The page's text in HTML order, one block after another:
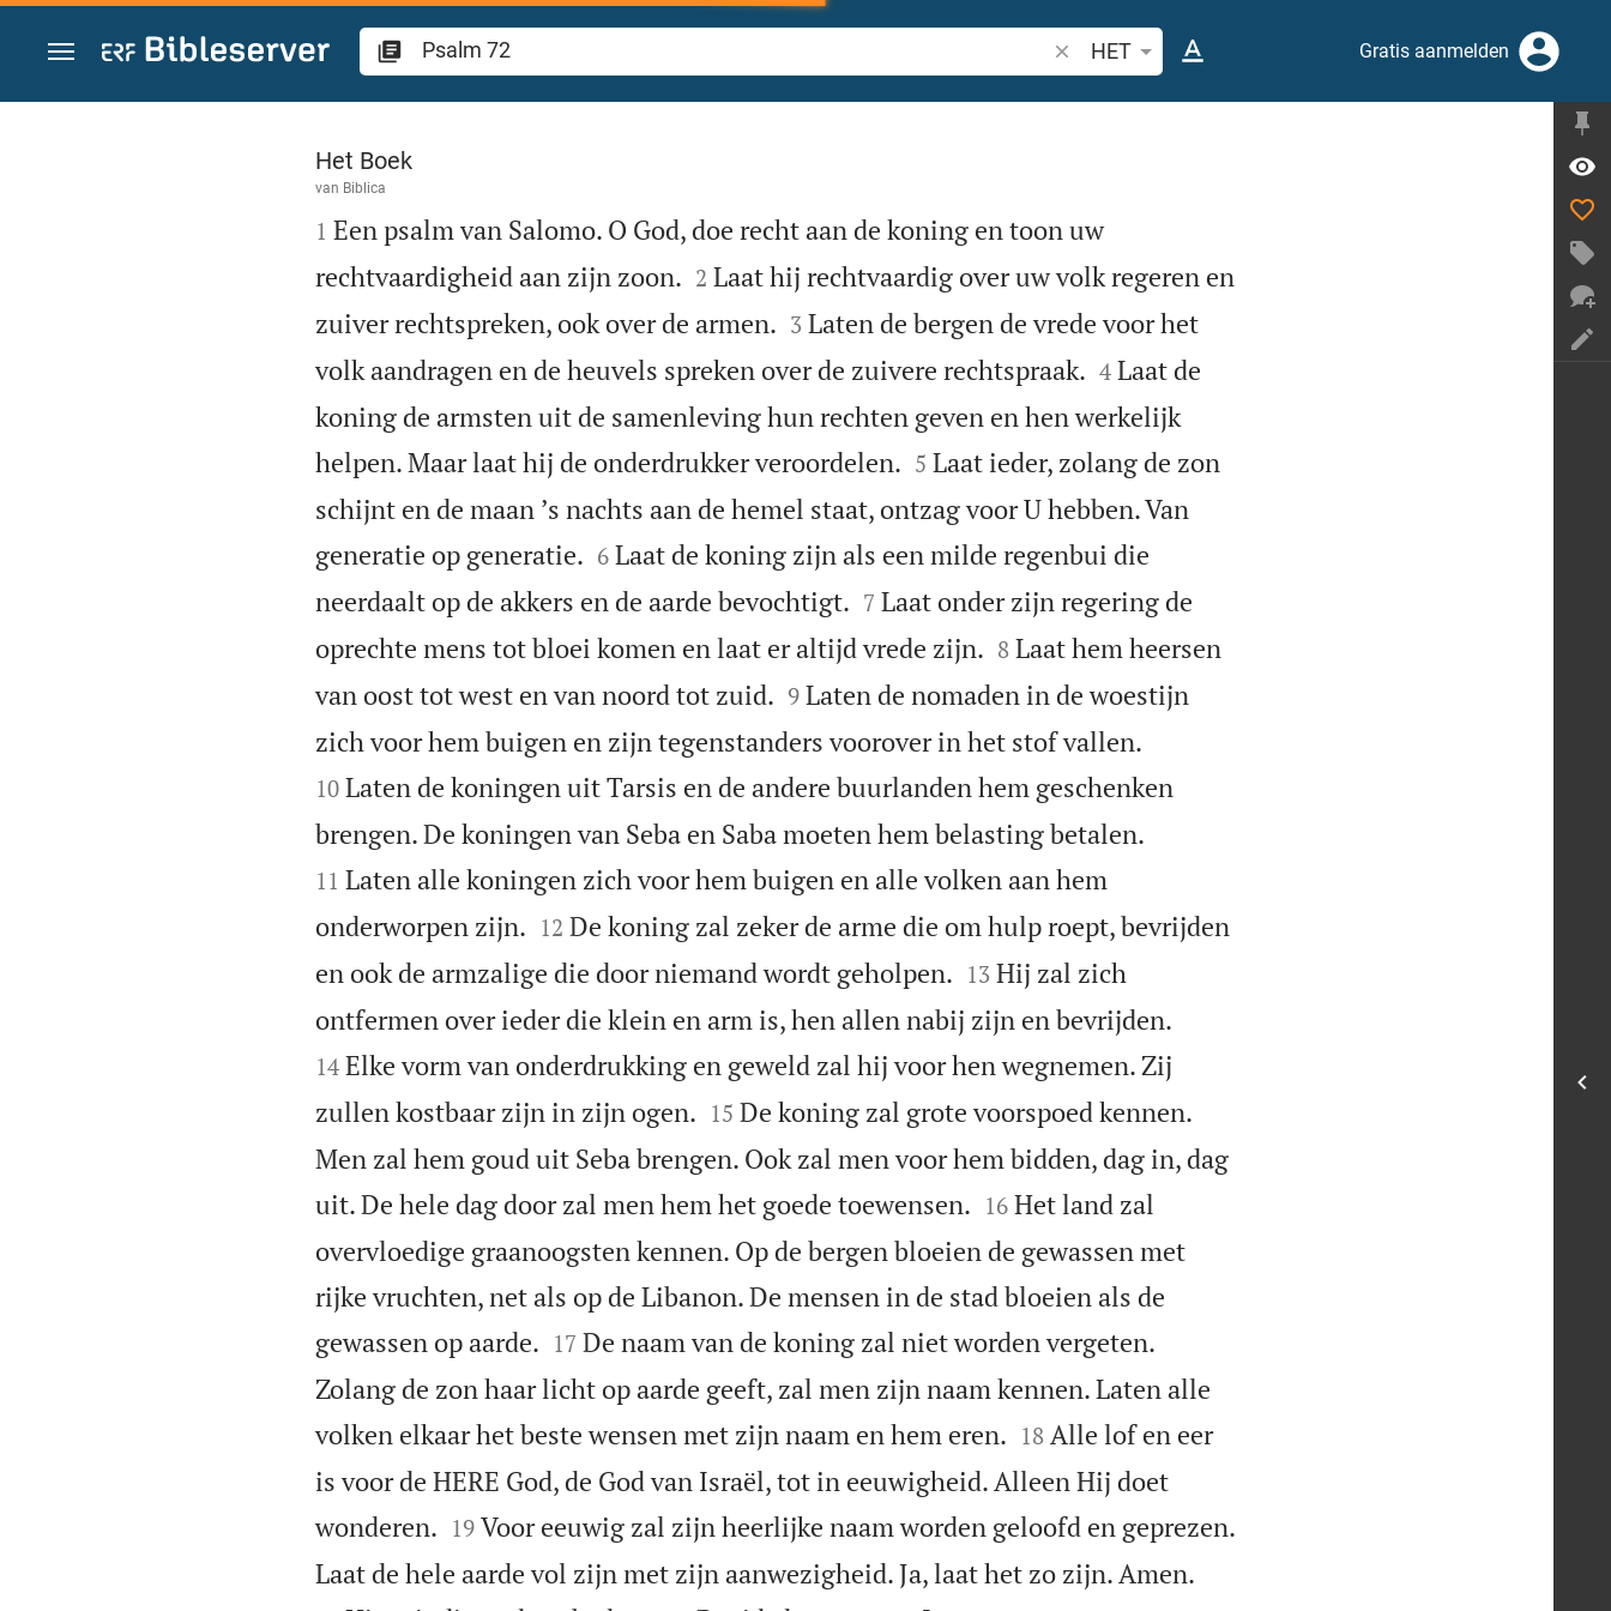
Spring naar inhoud
Zoek Bijbelvers of woord
HET Gratis aanmelden
Psalm 72
Het Boek
van Biblica

1 Een psalm van Salomo. O God, doe recht aan de koning en toon uw
rechtvaardigheid aan zijn zoon.
2 Laat hij rechtvaardig over uw volk regeren en
zuiver rechtspreken, ook over de armen.
3 Laten de bergen de vrede voor het
volk aandragen en de heuvels spreken over de zuivere rechtspraak.
4 Laat de
koning de armsten uit de samenleving hun rechten geven en hen werkelijk
helpen. Maar laat hij de onderdrukker veroordelen.
5 Laat ieder, zolang de zon
schijnt en de maan ʼs nachts aan de hemel staat, ontzag voor U hebben. Van
generatie op generatie.
6 Laat de koning zijn als een milde regenbui die
neerdaalt op de akkers en de aarde bevochtigt.
7 Laat onder zijn regering de
oprechte mens tot bloei komen en laat er altijd vrede zijn.
8 Laat hem heersen
van oost tot west en van noord tot zuid.
9 Laten de nomaden in de woestijn
zich voor hem buigen en zijn tegenstanders voorover in het stof vallen.
10 Laten de koningen uit Tarsis en de andere buurlanden hem geschenken
brengen. De koningen van Seba en Saba moeten hem belasting betalen.
11 Laten alle koningen zich voor hem buigen en alle volken aan hem
onderworpen zijn.
12 De koning zal zeker de arme die om hulp roept, bevrijden
en ook de armzalige die door niemand wordt geholpen.
13 Hij zal zich
ontfermen over ieder die klein en arm is, hen allen nabij zijn en bevrijden.
14 Elke vorm van onderdrukking en geweld zal hij voor hen wegnemen. Zij
zullen kostbaar zijn in zijn ogen.
15 De koning zal grote voorspoed kennen.
Men zal hem goud uit Seba brengen. Ook zal men voor hem bidden, dag in, dag
uit. De hele dag door zal men hem het goede toewensen.
16 Het land zal
overvloedige graanoogsten kennen. Op de bergen bloeien de gewassen met
rijke vruchten, net als op de Libanon. De mensen in de stad bloeien als de
gewassen op aarde.
17 De naam van de koning zal niet worden vergeten.
Zolang de zon haar licht op aarde geeft, zal men zijn naam kennen. Laten alle
volken elkaar het beste wensen met zijn naam en hem eren.
18 Alle lof en eer
is voor de HERE God, de God van Israël, tot in eeuwigheid. Alleen Hij doet
wonderen.
19 Voor eeuwig zal zijn heerlijke naam worden geloofd en geprezen.
Laat de hele aarde vol zijn met zijn aanwezigheid. Ja, laat het zo zijn. Amen.